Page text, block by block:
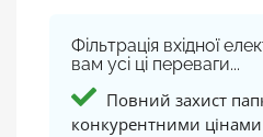
Фільтрація вхідної
вам усі ці переваги...
Повний захист
конкурентними цінами